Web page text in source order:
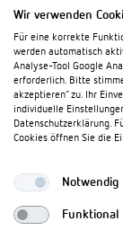
Fax: +49 (0)74
E-Mail:
Wir verwenden
Für eine korrekte
werden automatisch
Analyse-Tool Google
erforderlich. Bitte
akzeptieren“ zu. Ihr
individuelle
Datenschutzerklärung.
Cookies öffnen Sie die
Notwendig
Funktional